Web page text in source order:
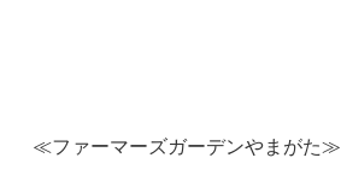
≪ファーマーズガーデンやまがた≫